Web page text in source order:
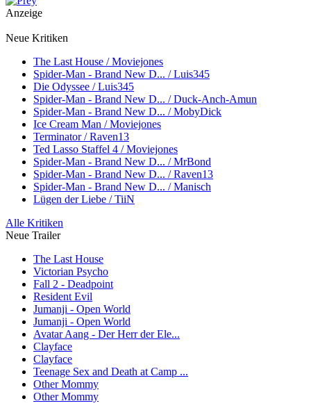
Anzeige
Neue Kritiken
The Last House / Moviejones
Spider-Man - Brand New D... / Luis345
Die Odyssee / Luis345
Spider-Man - Brand New D... / Duck-Anch-Amun
Spider-Man - Brand New D... / MobyDick
Ice Cream Man / Moviejones
Terminator / Raven13
Ted Lasso Staffel 4 / Moviejones
Spider-Man - Brand New D... / MrBond
Spider-Man - Brand New D... / Raven13
Spider-Man - Brand New D... / Manisch
Lügen der Liebe / TiiN
Alle Kritiken
Neue Trailer
The Last House
Victorian Psycho
Fall 2 - Deadpoint
Resident Evil
Jumanji - Open World
Jumanji - Open World
Avatar Aang - Der Herr der Ele...
Clayface
Clayface
Teenage Sex and Death at Camp ...
Other Mommy
Other Mommy